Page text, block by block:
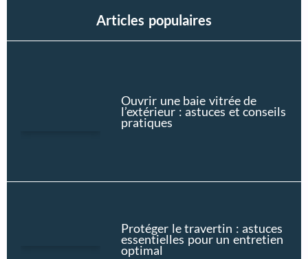
Articles populaires
Ouvrir une baie vitrée de
l’extérieur : astuces et conseils
pratiques
Protéger le travertin : astuces
essentielles pour un entretien
optimal